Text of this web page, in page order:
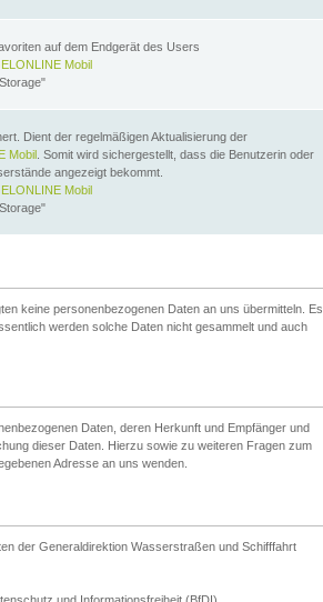
auf dem Endgerät des Users
Mobil
Dient der regelmäßigen Aktualisierung der
Mobil . Somit wird sichergestellt, dass die Benutzerin oder
angezeigt bekommt.
Mobil
keine personenbezogenen Daten an uns übermitteln. Es
werden solche Daten nicht gesammelt und auch
Daten, deren Herkunft und Empfänger und
dieser Daten. Hierzu sowie zu weiteren Fragen zum
Adresse an uns wenden.
der Generaldirektion Wasserstraßen und Schifffahrt